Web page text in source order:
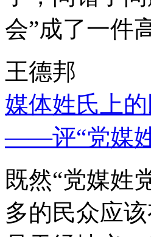
会”成了一件
王德邦
媒体姓氏上
——评“党媒
既然“党媒姓
多的民众应